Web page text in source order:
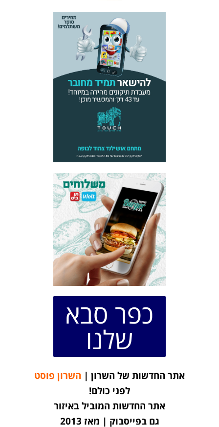
כפר סבא
שלנו
אתר החדשות של השרון | השרון פוסט
לפני כולם!
אתר החדשות המוביל באיזור
גם בפייסבוק | מאז 2013